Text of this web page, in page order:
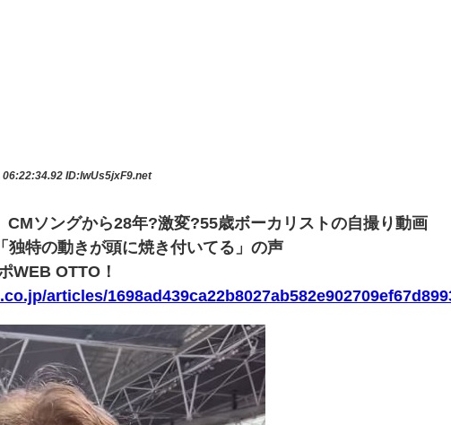
06:22:34.92ID:lwUs5jxF9.net
CMソングから28年?激変?55歳ボーカリストの自撮り動画
独特の動きが頭に焼き付いてる」の声
WEB OTTO！
articles/